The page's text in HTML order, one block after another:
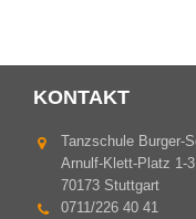
KONTAKT
Tanzschule Burger-
Arnulf-Klett-Platz 1-3
70173 Stuttgart
0711/226 40 41